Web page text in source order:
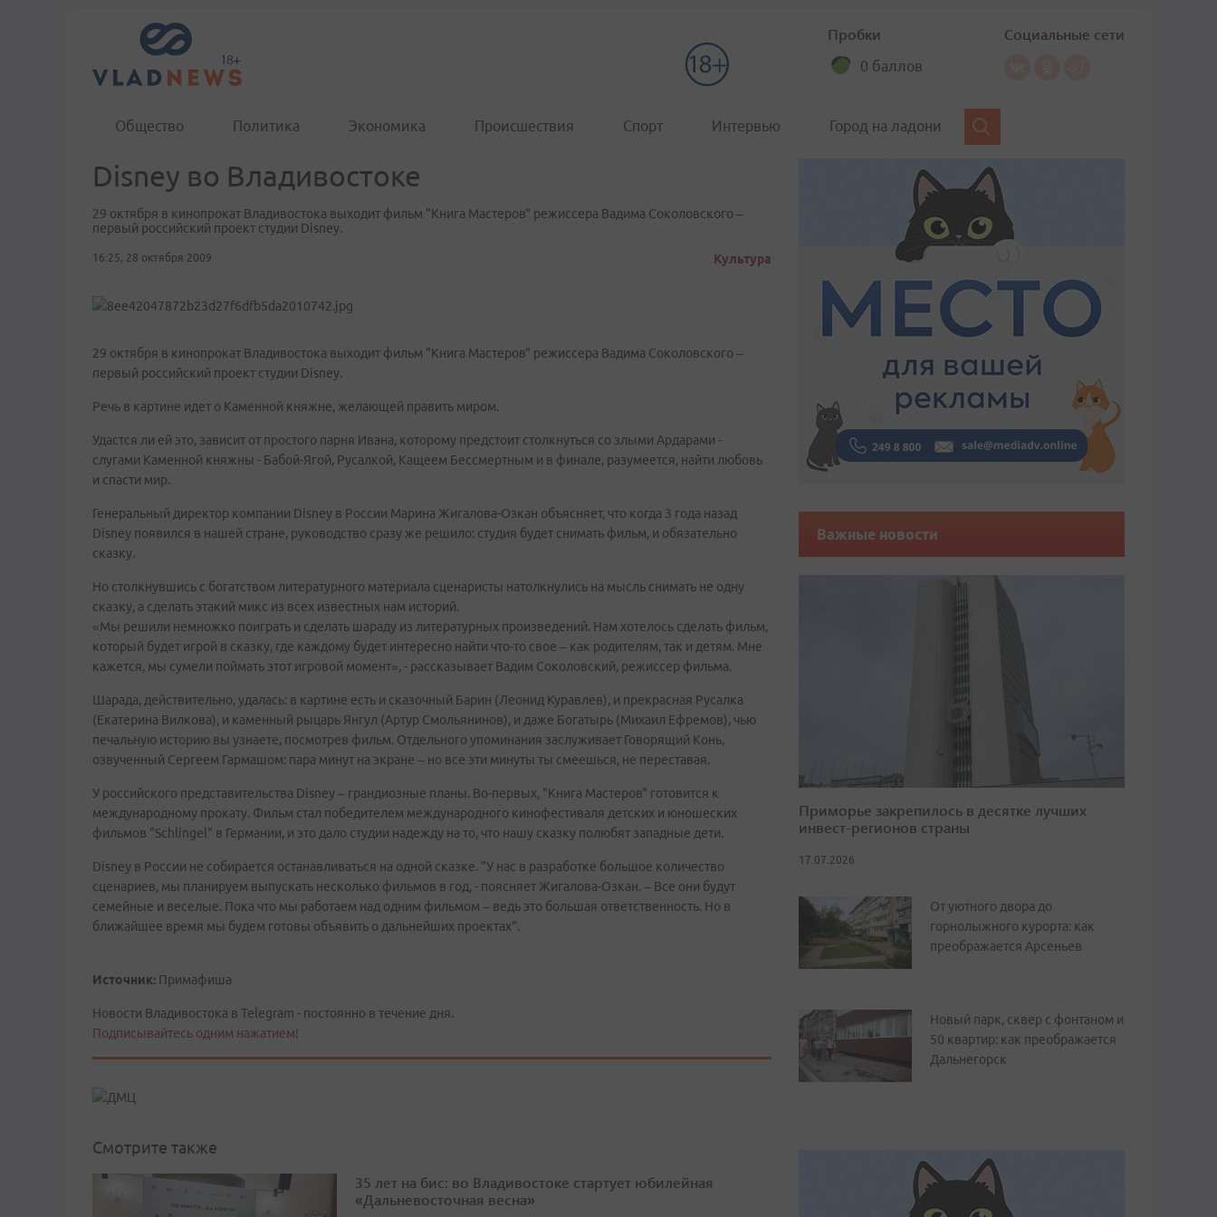
Пробки
0 баллов
Социальные сети
Общество Политика Экономика Происшествия Спорт Интервью Город на ладони
Disney во Владивостоке
29 октября в кинопрокат Владивостока выходит фильм "Книга Мастеров" режиссера Вадима Соколовского –
первый российский проект студии Disney.
16:25, 28 октября 2009 Культура
29 октября в кинопрокат Владивостока выходит фильм "Книга Мастеров" режиссера Вадима Соколовского –
первый российский проект студии Disney.
Речь в картине идет о Каменной княжне, желающей править миром.
Удастся ли ей это, зависит от простого парня Ивана, которому предстоит столкнуться со злыми Ардарами -
слугами Каменной княжны - Бабой-Ягой, Русалкой, Кащеем Бессмертным и в финале, разумеется, найти любовь
и спасти мир.
Генеральный директор компании Disney в России Марина Жигалова-Озкан объясняет, что когда 3 года назад
Disney появился в нашей стране, руководство сразу же решило: студия будет снимать фильм, и обязательно
сказку.
Но столкнувшись с богатством литературного материала сценаристы натолкнулись на мысль снимать не одну
сказку, а сделать этакий микс из всех известных нам историй.
«Мы решили немножко поиграть и сделать шараду из литературных произведений. Нам хотелось сделать фильм,
который будет игрой в сказку, где каждому будет интересно найти что-то свое – как родителям, так и детям. Мне
кажется, мы сумели поймать этот игровой момент», - рассказывает Вадим Соколовский, режиссер фильма.
Шарада, действительно, удалась: в картине есть и сказочный Барин (Леонид Куравлев), и прекрасная Русалка
(Екатерина Вилкова), и каменный рыцарь Янгул (Артур Смольянинов), и даже Богатырь (Михаил Ефремов), чью
печальную историю вы узнаете, посмотрев фильм. Отдельного упоминания заслуживает Говорящий Конь,
озвученный Сергеем Гармашом: пара минут на экране – но все эти минуты ты смеешься, не переставая.
У российского представительства Disney – грандиозные планы. Во-первых, "Книга Мастеров" готовится к
международному прокату. Фильм стал победителем международного кинофестиваля детских и юношеских
фильмов "Schlingel" в Германии, и это дало студии надежду на то, что нашу сказку полюбят западные дети.
Disney в России не собирается останавливаться на одной сказке. "У нас в разработке большое количество
сценариев, мы планируем выпускать несколько фильмов в год, - поясняет Жигалова-Озкан. – Все они будут
семейные и веселые. Пока что мы работаем над одним фильмом – ведь это большая ответственность. Но в
ближайшее время мы будем готовы объявить о дальнейших проектах".
Источник: Примафиша
Новости Владивостока в Telegram - постоянно в течение дня.
Подписывайтесь одним нажатием!
Смотрите также
35 лет на бис: во Владивостоке стартует юбилейная
«Дальневосточная весна»
Важные новости
Приморье закрепилось в десятке лучших
инвест-регионов страны
17.07.2026
От уютного двора до
горнолыжного курорта: как
преображается Арсеньев
Новый парк, сквер с фонтаном и
50 квартир: как преображается
Дальнегорск